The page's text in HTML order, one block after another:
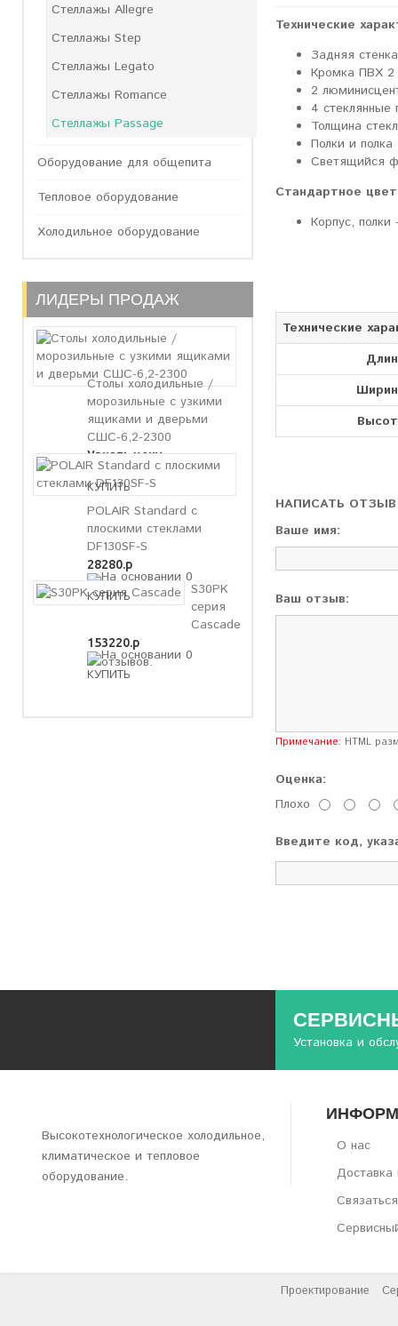
Стеллажы Allegre
Стеллажы Step
Стеллажы Legato
Стеллажы Romance
Стеллажы Passage
Оборудование для общепита
Тепловое оборудование
Холодильное оборудование
ЛИДЕРЫ ПРОДАЖ
Столы холодильные /
морозильные с узкими
ящиками и дверьми
СШС-6,2-2300
Узнать цену
POLAIR Standard с
плоскими стеклами
DF130SF-S
28280.р
S30PK
серия
Cascade
153220.р
Технические
Задняя
Кромка ПВХ
2
4 стеклянные
Толщина
Полки и
Светящийся
Стандартное
Корпус,
Технические
НАПИСАТЬ ОТЗЫВ
Ваше имя:
Ваш отзыв:
Примечание: HTML
Оценка:
Плохо
Введите код,
Установка и
Высокотехнологическое холодильное,
климатическое и тепловое
оборудование.
О нас
Доставка
Проектирование